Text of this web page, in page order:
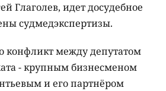
Глаголев, идет досудебное
судмедэкспертизы.
конфликт между депутатом
- крупным бизнесменом
и его партнёром